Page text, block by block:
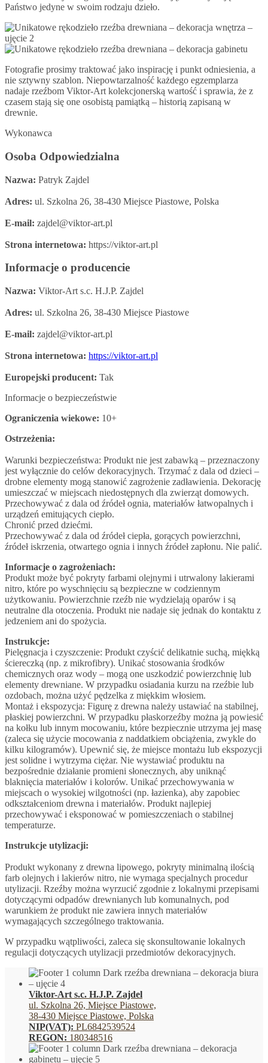
Państwo jedyne w swoim rodzaju dzieło.
Fotografie prosimy traktować jako inspirację i punkt odniesienia, a
nie sztywny szablon. Niepowtarzalność każdego egzemplarza
nadaje rzeźbom Viktor-Art kolekcjonerską wartość i sprawia, że z
czasem stają się one osobistą pamiątką – historią zapisaną w
drewnie.
Wykonawca
Osoba Odpowiedzialna
Nazwa: Patryk Zajdel
Adres: ul. Szkolna 26, 38-430 Miejsce Piastowe, Polska
E-mail: zajdel@viktor-art.pl
Strona internetowa: https://viktor-art.pl
Informacje o producencie
Nazwa: Viktor-Art s.c. H.J.P. Zajdel
Adres: ul. Szkolna 26, 38-430 Miejsce Piastowe
E-mail: zajdel@viktor-art.pl
Strona internetowa: https://viktor-art.pl
Europejski producent: Tak
Informacje o bezpieczeństwie
Ograniczenia wiekowe: 10+
Ostrzeżenia:
Warunki bezpieczeństwa: Produkt nie jest zabawką – przeznaczony
jest wyłącznie do celów dekoracyjnych. Trzymać z dala od dzieci –
drobne elementy mogą stanowić zagrożenie zadławienia. Dekorację
umieszczać w miejscach niedostępnych dla zwierząt domowych.
Przechowywać z dala od źródeł ognia, materiałów łatwopalnych i
urządzeń emitujących ciepło.
Chronić przed dziećmi.
Przechowywać z dala od źródeł ciepła, gorących powierzchni,
źródeł iskrzenia, otwartego ognia i innych źródeł zapłonu. Nie palić.
Informacje o zagrożeniach:
Produkt może być pokryty farbami olejnymi i utrwalony lakierami
nitro, które po wyschnięciu są bezpieczne w codziennym
użytkowaniu. Powierzchnie rzeźb nie wydzielają oparów i są
neutralne dla otoczenia. Produkt nie nadaje się jednak do kontaktu z
jedzeniem ani do spożycia.
Instrukcje:
Pielęgnacja i czyszczenie: Produkt czyścić delikatnie suchą, miękką
ściereczką (np. z mikrofibry). Unikać stosowania środków
chemicznych oraz wody – mogą one uszkodzić powierzchnię lub
elementy drewniane. W przypadku osiadania kurzu na rzeźbie lub
ozdobach, można użyć pędzelka z miękkim włosiem.
Montaż i ekspozycja: Figurę z drewna należy ustawiać na stabilnej,
płaskiej powierzchni. W przypadku płaskorzeźby można ją powiesić
na kołku lub innym mocowaniu, które bezpiecznie utrzyma jej masę
(zaleca się użycie mocowania z naddatkiem obciążenia, zwykle do
kilku kilogramów). Upewnić się, że miejsce montażu lub ekspozycji
jest solidne i wytrzyma ciężar. Nie wystawiać produktu na
bezpośrednie działanie promieni słonecznych, aby uniknąć
blaknięcia materiałów i kolorów. Unikać przechowywania w
miejscach o wysokiej wilgotności (np. łazienka), aby zapobiec
odkształceniom drewna i materiałów. Produkt najlepiej
przechowywać i eksponować w pomieszczeniach o stabilnej
temperaturze.
Instrukcje utylizacji:
Produkt wykonany z drewna lipowego, pokryty minimalną ilością
farb olejnych i lakierów nitro, nie wymaga specjalnych procedur
utylizacji. Rzeźby można wyrzucić zgodnie z lokalnymi przepisami
dotyczącymi odpadów drewnianych lub komunalnych, pod
warunkiem że produkt nie zawiera innych materiałów
wymagających szczególnego traktowania.
W przypadku wątpliwości, zaleca się skonsultowanie lokalnych
regulacji dotyczących utylizacji przedmiotów dekoracyjnych.
Viktor-Art s.c. H.J.P. Zajdel
ul. Szkolna 26, Miejsce Piastowe,
38-430 Miejsce Piastowe, Polska
NIP(VAT): PL6842539524
REGON: 180348516